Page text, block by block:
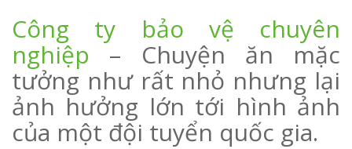
Công ty bảo vệ chuyên
nghiệp – Chuyện ăn mặc
tưởng như rất nhỏ nhưng lại
ảnh hưởng lớn tới hình ảnh
của một đội tuyển quốc gia.